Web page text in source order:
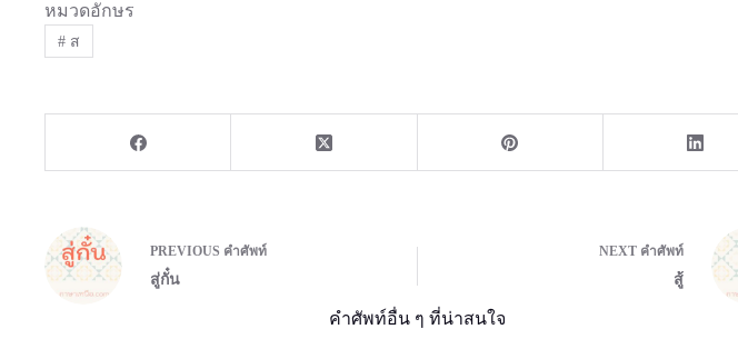
หมวดอักษร
#ส
PREVIOUS คำศัพท์
สู่กั๋น
NEXT คำศัพท์
สู้
คำศัพท์อื่น ๆ ที่น่าสนใจ